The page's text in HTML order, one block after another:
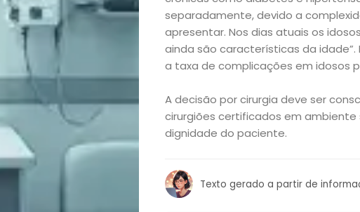
Exclusiva
Homem
&
Notícias
separadamente, devido a
apresentar. Nos dias atuais os
ainda são características da
a taxa de complicações em idosos
A decisão por cirurgia deve ser
cirurgiões certificados em
dignidade do paciente.
Texto gerado a partir de